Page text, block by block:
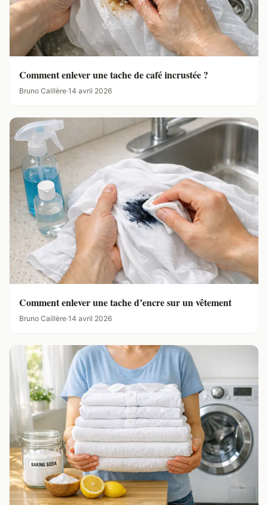
Comment enlever une tache de café incrustée ?
Bruno Caillère·14 avril 2026
Comment enlever une tache d’encre sur un vêtement
Bruno Caillère·14 avril 2026